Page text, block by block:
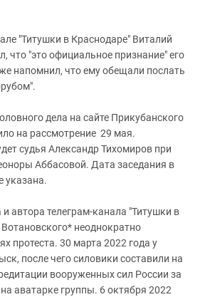
"Титушки в Краснодаре" Виталий
что "это официальное признание" его
напомнил, что ему обещали послать
дела на сайте Прикубанского
на рассмотрение 29 мая.
судья Александр Тихомиров при
Аббасовой. Дата заседания в
указана.
автора телеграм-канала "Титушки в
неоднократно
протеста. 30 марта 2022 года у
после чего силовики составили на
вооруженных сил России за
аватарке группы. 6 октября 2022